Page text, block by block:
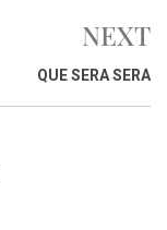
NEXT
QUE SERA SERA